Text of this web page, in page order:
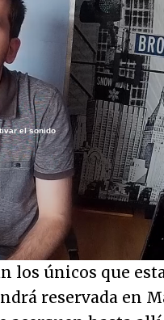
el sonido
los únicos que
reservada en